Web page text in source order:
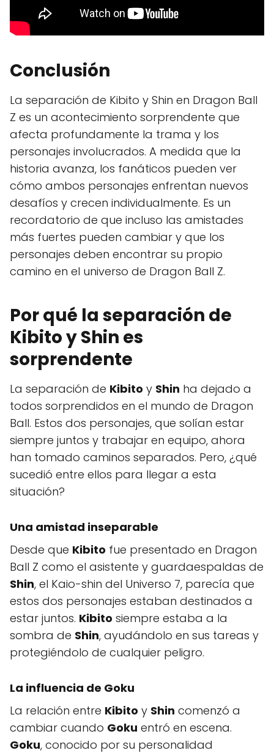
Conclusión
La separación de Kibito y Shin en Dragon Ball
Z es un acontecimiento sorprendente que
afecta profundamente la trama y los
personajes involucrados. A medida que la
historia avanza, los fanáticos pueden ver
cómo ambos personajes enfrentan nuevos
desafíos y crecen individualmente. Es un
recordatorio de que incluso las amistades
más fuertes pueden cambiar y que los
personajes deben encontrar su propio
camino en el universo de Dragon Ball Z.
Por qué la separación de
Kibito y Shin es
sorprendente
La separación de Kibito y Shin ha dejado a
todos sorprendidos en el mundo de Dragon
Ball. Estos dos personajes, que solían estar
siempre juntos y trabajar en equipo, ahora
han tomado caminos separados. Pero, ¿qué
sucedió entre ellos para llegar a esta
situación?
Una amistad inseparable
Desde que Kibito fue presentado en Dragon
Ball Z como el asistente y guardaespaldas de
Shin, el Kaio-shin del Universo 7, parecía que
estos dos personajes estaban destinados a
estar juntos. Kibito siempre estaba a la
sombra de Shin, ayudándolo en sus tareas y
protegiéndolo de cualquier peligro.
La influencia de Goku
La relación entre Kibito y Shin comenzó a
cambiar cuando Goku entró en escena.
Goku, conocido por su personalidad